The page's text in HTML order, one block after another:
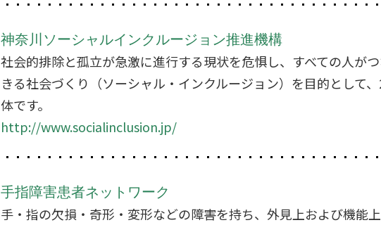
神奈川ソーシャルインクルージョン推進機構
社会的排除と孤立が急激に進行する現状を危惧し、すべての人が
きる社会づくり（ソーシャル・インクルージョン）を目的として
体です。
http://www.socialinclusion.jp/
手指障害患者ネットワーク
手・指の欠損・奇形・変形などの障害を持ち、外見上および機能